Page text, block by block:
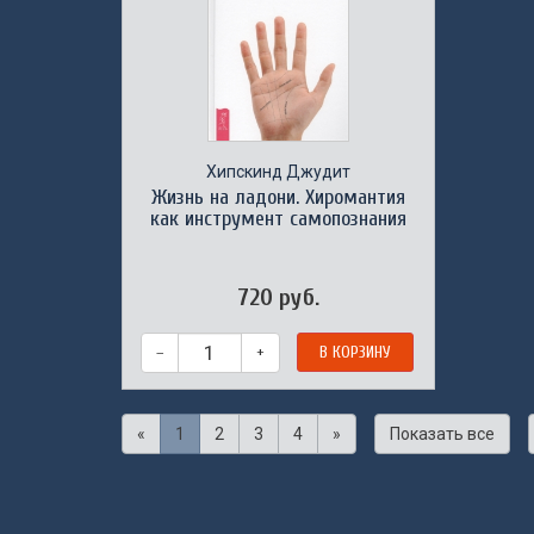
Хипскинд Джудит
Жизнь на ладони. Хиромантия
как инструмент самопознания
720 руб.
– + В КОРЗИНУ
« 1 2 3 4 » Показать все